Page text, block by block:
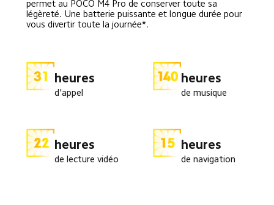
permet au POCO M4 Pro de conserver toute sa
légèreté. Une batterie puissante et longue durée pour
vous divertir toute la journée*.
heures
d'appel
heures
de musique
heures
de lecture vidéo
heures
de navigation